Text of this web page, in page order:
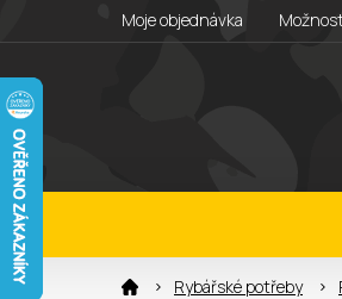
na
Moje objednávka
Rybářské potřeby